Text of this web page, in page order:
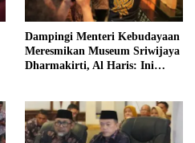
Dampingi Menteri Kebudayaan
Meresmikan Museum Sriwijaya
Dharmakirti, Al Haris: Ini